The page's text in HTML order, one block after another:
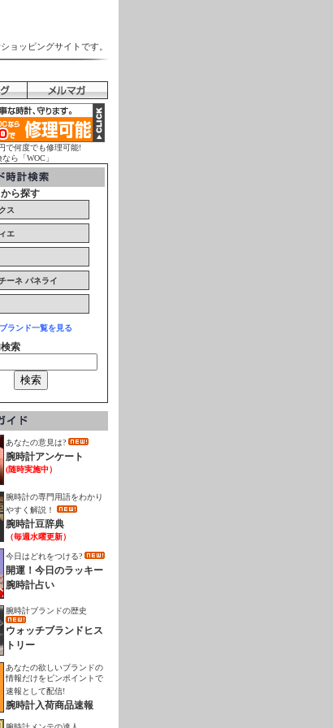
ョッピングサイトです。
で何度でも修理可能!
「WOC」
ら探す
ス
エ
ーネ パネライ
ランド一覧を見る
索
あなたの意見は?
腕時計アンケート
(随時実施中）
腕時計の専門用語をわかり
やすく解説！
腕時計豆辞典
（毎週水曜更新）
今日はどれをつける?
開運！今日のラッキー
腕時計占い
腕時計ブランドの歴史
ウォッチブランドヒス
トリー
あなたの欲しいブランドの
情報だけをピンポイントで
速報として配信!
腕時計入荷商品速報